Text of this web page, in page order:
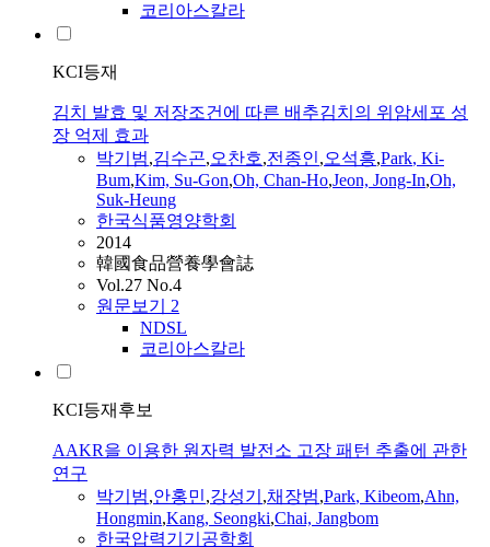
코리아스칼라
KCI등재
김치 발효 및 저장조건에 따른 배추김치의 위암세포 성
장 억제 효과
박기범,김수곤,오찬호,전종인,오석흥,Park, Ki-
Bum,Kim, Su-Gon,Oh, Chan-Ho,Jeon, Jong-In,Oh,
Suk-Heung
한국식품영양학회
2014
韓國食品營養學會誌
Vol.27 No.4
원문보기 2
NDSL
코리아스칼라
KCI등재후보
AAKR을 이용한 원자력 발전소 고장 패턴 추출에 관한
연구
박기범,안홍민,강성기 ,채장범,Park, Kibeom,Ahn,
Hongmin,Kang, Seongki,Chai, Jangbom
한국압력기기공학회